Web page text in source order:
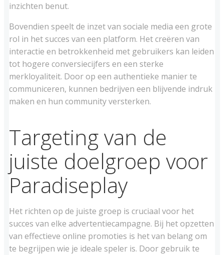
inzichten benut.
Bovendien speelt de inzet van sociale media een grote
rol in het succes van een platform. Het creëren van
interactie en betrokkenheid met gebruikers kan leiden
tot hogere conversiecijfers en een sterke
merkloyaliteit. Door op een authentieke manier te
communiceren, kunnen bedrijven een blijvende indruk
maken en hun community versterken.
Targeting van de
juiste doelgroep voor
Paradiseplay
Het richten op de juiste groep is cruciaal voor het
succes van elke advertentiecampagne. Bij het opzetten
van effectieve online promoties is het van belang om
te begrijpen wie je ideale speler is. Door gebruik te